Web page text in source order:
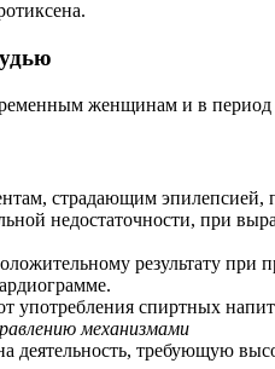
женщинам и в период
страдающим
недостаточности, при
результату
употребления спиртных
механизмами
деятельность, требующую